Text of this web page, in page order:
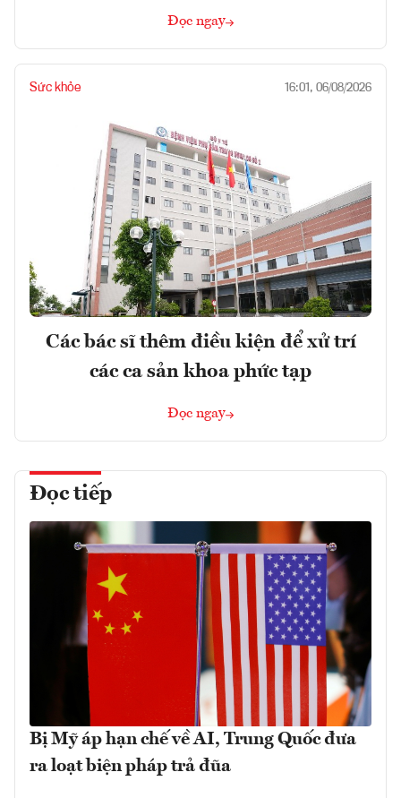
Đọc ngay
Sức khỏe 16:01, 06/08/2026
Các bác sĩ thêm điều kiện để xử trí
các ca sản khoa phức tạp
Đọc ngay
Đọc tiếp
Bị Mỹ áp hạn chế về AI, Trung Quốc đưa
ra loạt biện pháp trả đũa